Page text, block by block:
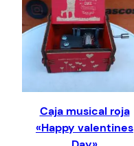
Caja musical roja
«Happy valentines